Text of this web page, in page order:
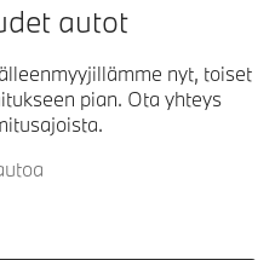
autot
nyt, toiset
pian. Ota yhteys